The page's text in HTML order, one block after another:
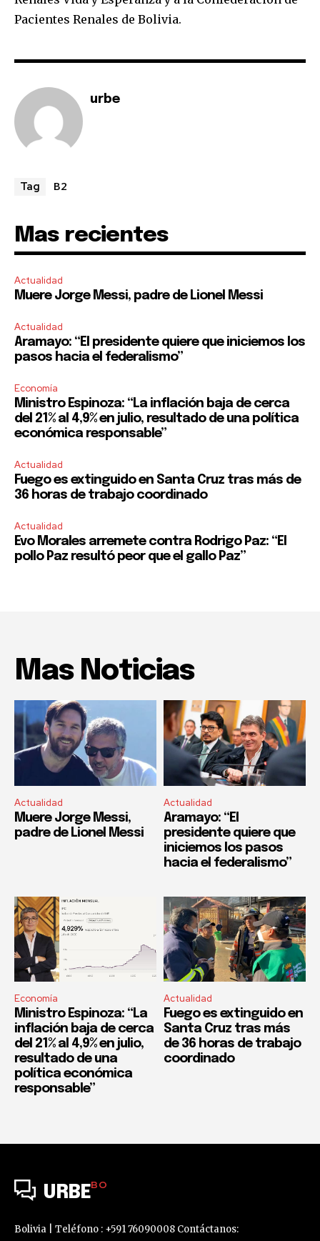
I've read and accept the Privacy Policy
Pacientes Renales de Bolivia.
urbe
Tag B2
Mas recientes
Actualidad
Muere Jorge Messi, padre de Lionel Messi
Actualidad
Aramayo: “El presidente quiere que iniciemos los
pasos hacia el federalismo”
Economía
Ministro Espinoza: “La inflación baja de cerca
del 21% al 4,9% en julio, resultado de una política
económica responsable”
Actualidad
Fuego es extinguido en Santa Cruz tras más de
36 horas de trabajo coordinado
Actualidad
Evo Morales arremete contra Rodrigo Paz: “El
pollo Paz resultó peor que el gallo Paz”
Mas Noticias
Actualidad
Muere Jorge Messi,
padre de Lionel Messi
Actualidad
Aramayo: “El
presidente quiere que
iniciemos los pasos
hacia el federalismo”
Economía
Ministro Espinoza: “La
inflación baja de cerca
del 21% al 4,9% en julio,
resultado de una
política económica
responsable”
Actualidad
Fuego es extinguido en
Santa Cruz tras más
de 36 horas de trabajo
coordinado
URBEBO
Bolivia | Teléfono : +591 76090008 Contáctanos: